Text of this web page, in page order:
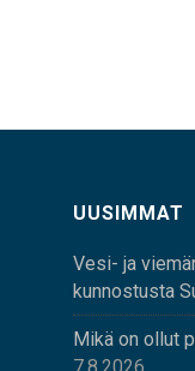
UUSIMMAT
Vesi- ja
kunnostusta
Mikä on ollut